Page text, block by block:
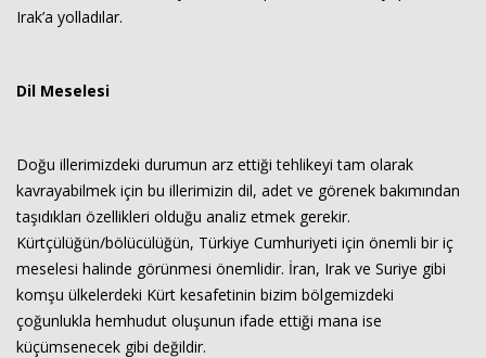
Irak’a yolladılar.
Dil Meselesi
Doğu illerimizdeki durumun arz ettiği tehlikeyi tam olarak
kavrayabilmek için bu illerimizin dil, adet ve görenek bakımından
taşıdıkları özellikleri olduğu analiz etmek gerekir.
Kürtçülüğün/bölücülüğün, Türkiye Cumhuriyeti için önemli bir iç
meselesi halinde görünmesi önemlidir. İran, Irak ve Suriye gibi
komşu ülkelerdeki Kürt kesafetinin bizim bölgemizdeki
çoğunlukla hemhudut oluşunun ifade ettiği mana ise
küçümsenecek gibi değildir.